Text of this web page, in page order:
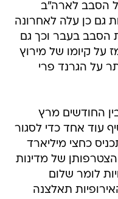
הסבב לארה"ב
גם כן עלה לאחרונה
הסבב בעבר וכך גם
על קיומו של מירוץ
על הגרנד פרי
19 מירוצים בין החודשים מרץ
עוד אחד כדי לסגור
שתכניס כחצי מיליארד
הצטרפותן של מדינות
לומר שלום
תאלצנה